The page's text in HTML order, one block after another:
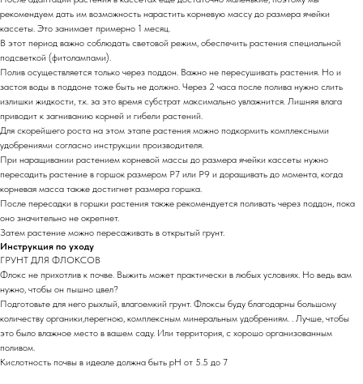
рекомендуем дать им возможность нарастить корневую массу до размера ячейки
кассеты. Это занимает примерно 1 месяц.
В этот период важно соблюдать световой режим, обеспечить растения специальной
подсветкой (фитолампами).
Полив осуществляется только через поддон. Важно не пересушивать растения. Но и
застоя воды в поддоне тоже быть не должно. Через 2 часа после полива нужно слить
излишки жидкости, т.к. за это время субстрат максимально увлажнится. Лишняя влага
приводит к загниванию корней и гибели растений.
Для скорейшего роста на этом этапе растения можно подкормить комплексными
удобрениями согласно инструкции производителя.
При наращивании растением корневой массы до размера ячейки кассеты нужно
пересадить растение в горшок размером Р7 или Р9 и доращивать до момента, когда
корневая масса также достигнет размера горшка.
После пересадки в горшки растения также рекомендуется поливать через поддон, пока
оно значительно не окрепнет.
Затем растение можно пересаживать в открытый грунт.
Инструкция по уходу
ГРУНТ ДЛЯ ФЛОКСОВ
Флокс не прихотлив к почве. Выжить может практически в любых условиях. Но ведь вам
нужно, чтобы он пышно цвел?
Подготовьте для него рыхлый, влагоемкий грунт. Флоксы буду благодарны большому
количеству органики,перегною, комплексным минеральным удобрениям. . Лучше, чтобы
это было влажное место в вашем саду. Или территория, с хорошо организованным
поливом.
Кислотность почвы в идеале должна быть pH от 5.5 до 7